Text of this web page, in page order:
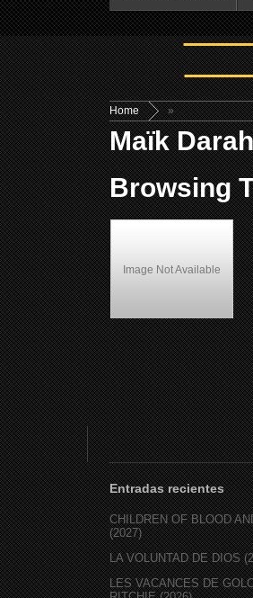
Home »
Maïk Darah
Browsing
Image Not Available
Maïk Darah
Entradas recientes
CHILDREN OF BLOOD
(2027)
LA VOLUNTAD DE DIOS
LES VACANCES DE